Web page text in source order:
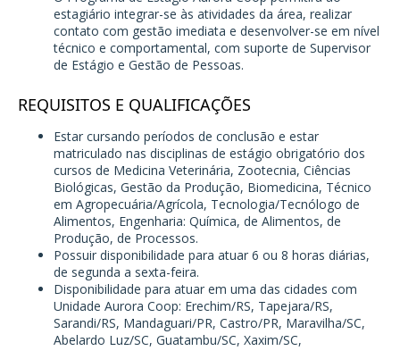
estagiário integrar-se às atividades da área, realizar
contato com gestão imediata e desenvolver-se em nível
técnico e comportamental, com suporte de Supervisor
de Estágio e Gestão de Pessoas.
REQUISITOS E QUALIFICAÇÕES
Estar cursando períodos de conclusão e estar
matriculado nas disciplinas de estágio obrigatório dos
cursos de Medicina Veterinária, Zootecnia, Ciências
Biológicas, Gestão da Produção, Biomedicina, Técnico
em Agropecuária/Agrícola, Tecnologia/Tecnólogo de
Alimentos, Engenharia: Química, de Alimentos, de
Produção, de Processos.
Possuir disponibilidade para atuar 6 ou 8 horas diárias,
de segunda a sexta-feira.
Disponibilidade para atuar em uma das cidades com
Unidade Aurora Coop: Erechim/RS, Tapejara/RS,
Sarandi/RS, Mandaguari/PR, Castro/PR, Maravilha/SC,
Abelardo Luz/SC, Guatambu/SC, Xaxim/SC,